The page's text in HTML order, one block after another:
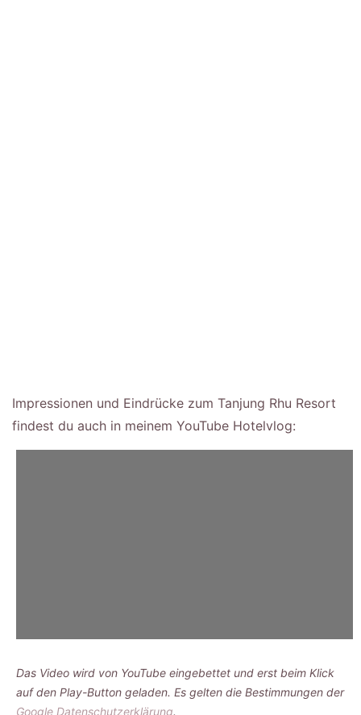
Impressionen und Eindrücke zum Tanjung Rhu Resort
findest du auch in meinem YouTube Hotelvlog:
Das Video wird von YouTube eingebettet und erst beim Klick
auf den Play-Button geladen. Es gelten die Bestimmungen der
Google Datenschutzerklärung.